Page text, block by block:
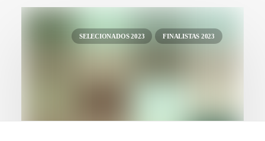
SELECIONADOS 2023 FINALISTAS 2023